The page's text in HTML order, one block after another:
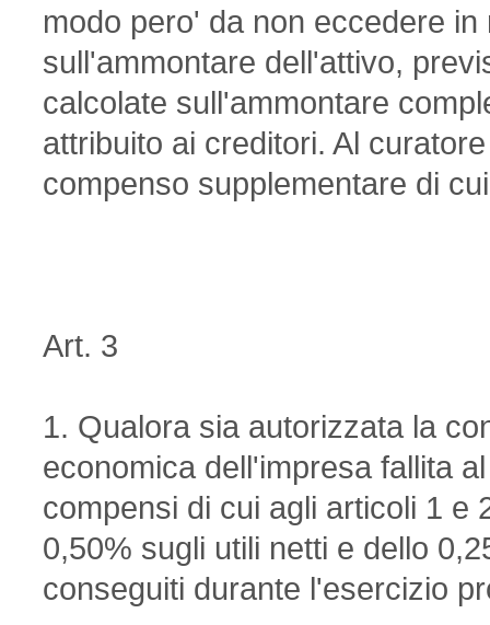
modo pero' da non eccedere
sull'ammontare dell'attivo,
calcolate sull'ammontare
attribuito ai creditori. Al
compenso supplementare di
Art. 3
1. Qualora sia autorizzata la
economica dell'impresa fallita
compensi di cui agli articoli 1 e
0,50% sugli utili netti e dello
conseguiti durante l'esercizio